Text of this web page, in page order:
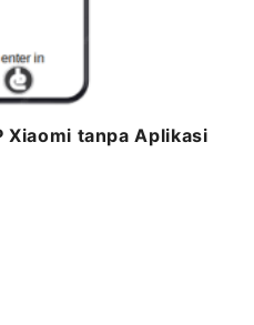
Xiaomi tanpa Aplikasi